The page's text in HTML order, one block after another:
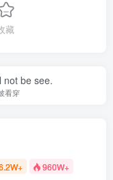
藏
not be see.
看穿
960W+